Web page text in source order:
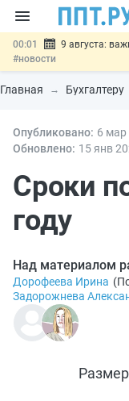
00:01
9 августа:
#новости
07.08 Подписан закон
«Честный знак»#новости
07.08 Госпошлину за
отменить#новости
отношений
Главная Бухгалтеру
Опубликовано: 6 мар
Обновлено: 15 янв
Сроки
году
Над материалом
Дорофеева Ирина (
Задорожнева